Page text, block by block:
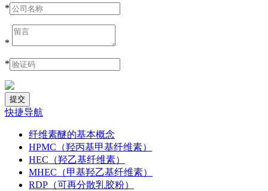
*
*
*
快捷导航
纤维素醚的基本概念
HPMC（羟丙基甲基纤维素）
HEC（羟乙基纤维素）
MHEC（甲基羟乙基纤维素）
RDP（可再分散乳胶粉）